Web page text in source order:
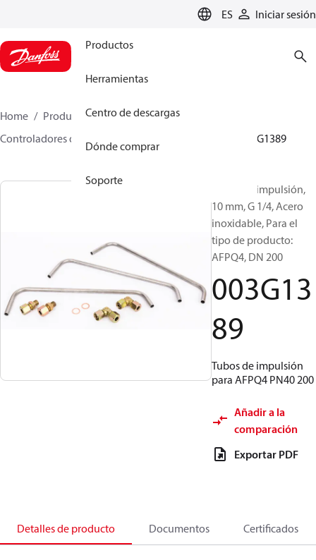
ES Iniciar sesión
Productos
Herramientas
Centro de descargas
Dónde comprar
Soporte
Home Productos
Climate Solutions for heating
Controladores de caudal y presión
003G1389
Tubos de impulsión,
10 mm, G 1/4, Acero
inoxidable, Para el
tipo de producto:
AFPQ4, DN 200
003G13
89
Tubos de impulsión
para AFPQ4 PN40 200
Añadir a la
comparación
Exportar PDF
Detalles de producto Documentos Certificados